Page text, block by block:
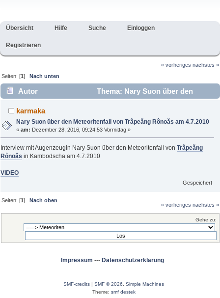
Übersicht Hilfe Suche Einloggen
Registrieren
« vorheriges nächstes »
Seiten: [1]Nach unten
Autor
Thema: Nary Suon über den
Meteoritenfall von Trâpeăng Rônoăs am 4.7.2010 (Gelesen
4569 mal)
karmaka
Nary Suon über den Meteoritenfall von Trâpeăng Rônoăs am 4.7.2010
«am: Dezember 28, 2016, 09:24:53 Vormittag »
Interview mit Augenzeugin Nary Suon über den Meteoritenfall von Trâpeăng
Rônoăs in Kambodscha am 4.7.2010
VIDEO
Gespeichert
Seiten: [1] Nach oben
« vorheriges nächstes »
Gehe zu:
Impressum --- Datenschutzerklärung
SMF-credits | SMF © 2026
Simple Machines
Theme: smf destek